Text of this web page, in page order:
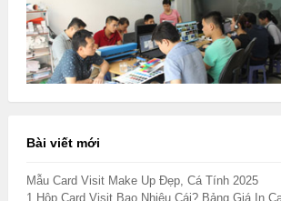
Bài viết mới
Mẫu Card Visit Make Up Đẹp, Cá Tính 2025
1 Hộp Card Visit Bao Nhiêu Cái? Bảng Giá In